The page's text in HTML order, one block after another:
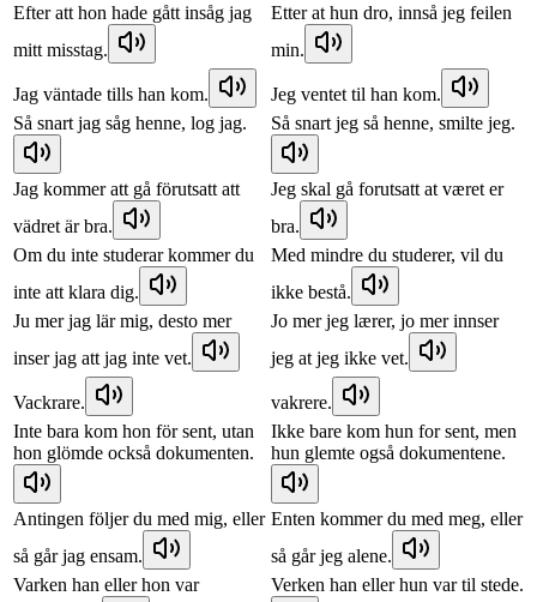
Efter att hon hade gått insåg jag
mitt misstag.
Etter at hun dro, innså jeg feilen
min.
Jag väntade tills han kom.
Jeg ventet til han kom.
Så snart jag såg henne, log jag.
Så snart jeg så henne, smilte jeg.
Jag kommer att gå förutsatt att
vädret är bra.
Jeg skal gå forutsatt at været er
bra.
Om du inte studerar kommer du
inte att klara dig.
Med mindre du studerer, vil du
ikke bestå.
Ju mer jag lär mig, desto mer
inser jag att jag inte vet.
Jo mer jeg lærer, jo mer innser
jeg at jeg ikke vet.
Vackrare.
vakrere.
Inte bara kom hon för sent, utan
hon glömde också dokumenten.
Ikke bare kom hun for sent, men
hun glemte også dokumentene.
Antingen följer du med mig, eller
så går jag ensam.
Enten kommer du med meg, eller
så går jeg alene.
Varken han eller hon var
Verken han eller hun var til stede.